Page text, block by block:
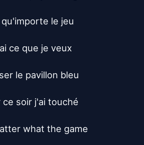
qu'importe le jeu
ce que je veux
le pavillon bleu
ce soir j'ai touché
what the game